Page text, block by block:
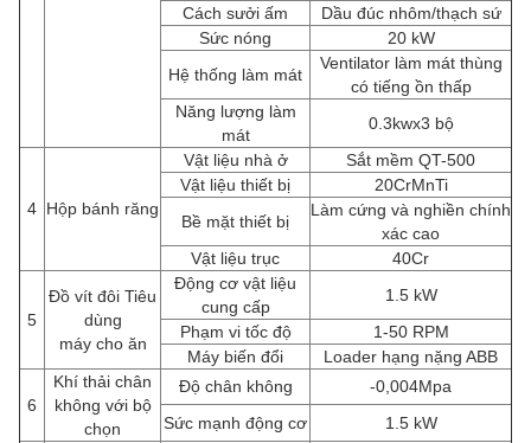
Cách sưởi ấm
Dầu đúc nhôm/thạch sứ
Sức nóng
20 kW
Hệ thống làm mát
Ventilator làm mát thùng
có tiếng ồn thấp
Năng lượng làm
mát
0.3kwx3 bộ
4 Hộp bánh răng
Vật liệu nhà ở
Sắt mềm QT-500
Vật liệu thiết bị
20CrMnTi
Bề mặt thiết bị
Làm cứng và nghiền chính
xác cao
Vật liệu trục
40Cr
5
Đồ vít đôi Tiêu
dùng
máy cho ăn
Động cơ vật liệu
cung cấp
1.5 kW
Phạm vi tốc độ
1-50 RPM
Máy biến đổi
Loader hạng nặng ABB
6
Khí thải chân
không với bộ
chọn
Độ chân không
-0,004Mpa
Sức mạnh động cơ
1.5 kW